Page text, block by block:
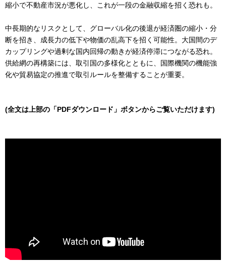
縮小で不動産市況が悪化し、これが一段の金融収縮を招く恐れも。
中長期的なリスクとして、グローバル化の後退が経済圏の縮小・分
断を招き、成長力の低下や物価の乱高下を招く可能性。大国間のデ
カップリングや過剰な国内回帰の動きが経済停滞につながる恐れ。
供給網の再構築には、取引国の多様化とともに、国際機関の機能強
化や貿易協定の推進で取引ルールを整備することが重要。
(全文は上部の「PDFダウンロード」ボタンからご覧いただけます)